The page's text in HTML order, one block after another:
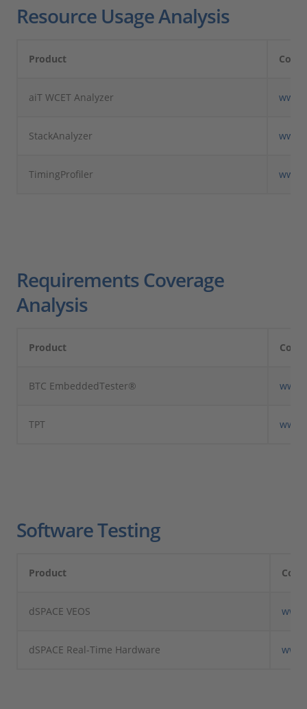
Resource Usage Analysis
Product
aiT WCET Analyzer
StackAnalyzer
TimingProfiler
Requirements Coverage
Analysis
Product
BTC EmbeddedTester®
TPT
Software Testing
Product
dSPACE VEOS
dSPACE Real-Time Hardware